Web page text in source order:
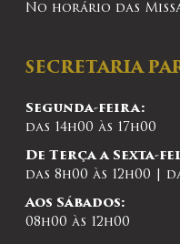
No horário das
SECRETARIA
Segunda-feira:
das 14h00 às 17h00
De Terça a Sexta-
das 8h00 às 12h00 |
Aos Sábados:
08h00 às 12h00